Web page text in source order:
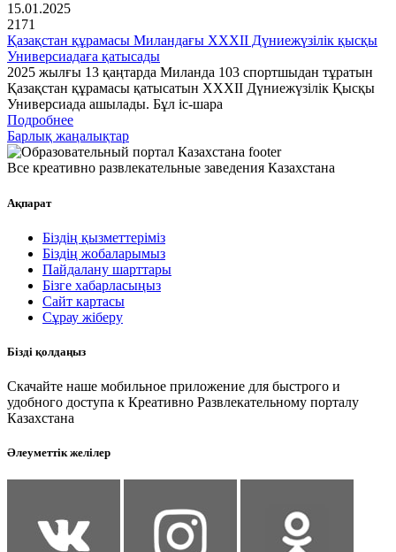
15.01.2025
2171
Қазақстан құрамасы Миландағы XXXII Дүниежүзілік қысқы
Универсиадаға қатысады
2025 жылғы 13 қаңтарда Миланда 103 спортшыдан тұратын
Қазақстан құрамасы қатысатын XXXII Дүниежүзілік Қысқы
Универсиада ашылады. Бұл іс-шара
Подробнее
Барлық жаңалықтар
Все креативно развлекательные заведения Казахстана
Ақпарат
Біздің қызметтеріміз
Біздің жобаларымыз
Пайдалану шарттары
Бізге хабарласыңыз
Сайт картасы
Сұрау жіберу
Бізді қолдаңыз
Скачайте наше мобильное приложение для быстрого и
удобного доступа к Креативно Развлекательному порталу
Казахстана
Әлеуметтік желілер